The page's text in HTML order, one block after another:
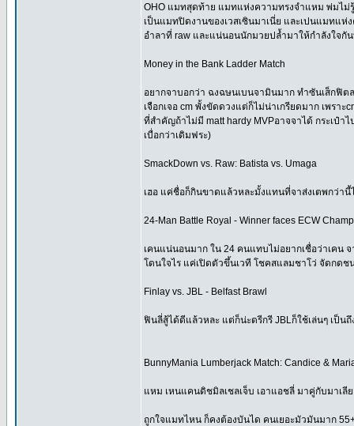
OHO แมทสุดท้าย แมทแห่งความทรงจำแหม พ่มไม่รู้
เป็นแมทปิดงานของเวสเซินมาเนี่ย และเปนแมทแ
อำลาที่ raw และแน่นอนนักมวยปล้ำมาให้กำลังใจกั
Money in the Bank Ladder Match
อยากจาบอกว่า ฉงฉษนเบนจามินมาก ทำซันเส็กฟิต
เจือกเจอ cm พั้งขัดดวงแต่ก็ไม่น่าเกรียดมาก เพร
ที่สำคัญถ้าไม่มี matt hardy MVPอาจจาได้ กระเป๋า
เบื่อกว่าเดิมฟระ)
SmackDown vs. Raw: Batista vs. Umaga
เฮอ แค่ชื่อก็กินขาดแล้วหละมั้งแทนที่จาส่งเตพกว่า
24-Man Battle Royal - Winner faces ECW
เคนแน่นอนมาก ใน 24 คนแทบไม่อยากเชื่อว่าเคน
โดนใจไร แค่เปิดตัวขึ้นเวที โชคสแลมชาโว่ จัดกดช
Finlay vs. JBL - Belfast Brawl
ฟินลี่สู้ได้ดีแล้วหละ แต่ก็น่ะดรีกรี JBLก็ใช้เล่นๆ เป็
BunnyMania Lumberjack Match: Candice &
แหม เหนแคนดิชมิลเชลเจ็บ เอาแอชลี่ มาคู่กับมาเลี
ถูกใจแมทไหน ก็คงต้องบันได คนเยอะมัวมันมาก